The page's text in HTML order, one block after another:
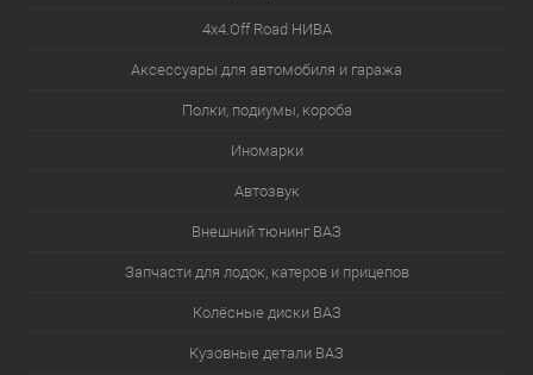
4х4.Off Road НИВА
Аксессуары для автомобиля и гаража
Полки, подиумы, короба
Иномарки
Автозвук
Внешний тюнинг ВАЗ
Запчасти для лодок, катеров и прицепов
Колёсные диски ВАЗ
Кузовные детали ВАЗ